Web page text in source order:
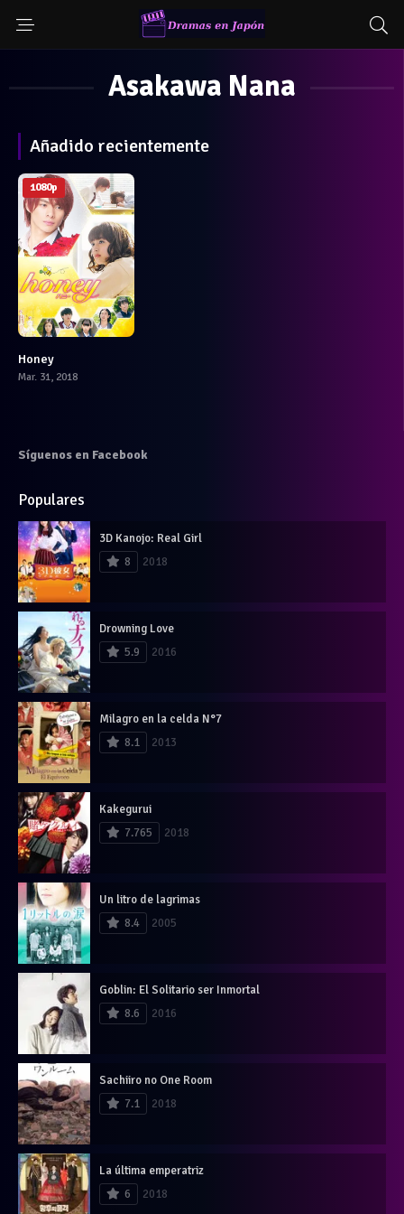
Asakawa Nana
Añadido recientemente
1080p
Honey
Mar. 31, 2018
Síguenos en Facebook
Populares
3D Kanojo: Real Girl
8
2018
Drowning Love
5.9
2016
Milagro en la celda N°7
8.1
2013
Kakegurui
7.765
2018
Un litro de lagrimas
8.4
2005
Goblin: El Solitario ser Inmortal
8.6
2016
Sachiiro no One Room
7.1
2018
La última emperatriz
6
2018